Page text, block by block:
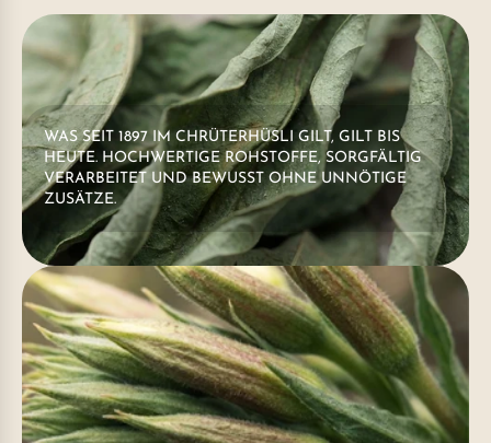
WAS SEIT 1897 IM CHRÜTERHÜSLI GILT, GILT BIS
HEUTE. HOCHWERTIGE ROHSTOFFE, SORGFÄLTIG
VERARBEITET UND BEWUSST OHNE UNNÖTIGE
ZUSÄTZE.